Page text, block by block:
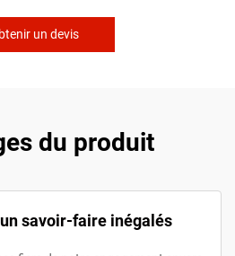
un devis
du produit
savoir-faire inégalés